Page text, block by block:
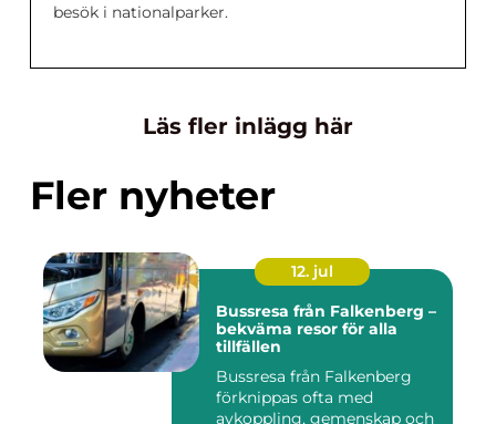
besök i nationalparker.
Läs fler inlägg här
Fler nyheter
12. jul
Bussresa från Falkenberg –
bekväma resor för alla
tillfällen
Bussresa från Falkenberg
förknippas ofta med
avkoppling, gemenskap och